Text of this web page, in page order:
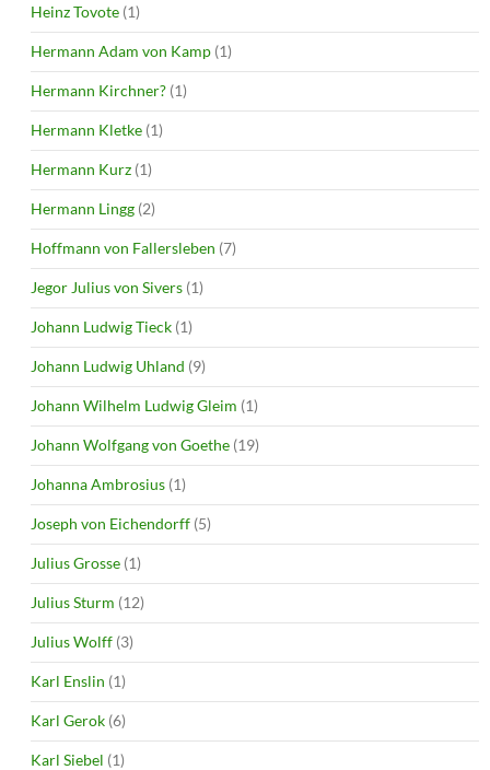
Heinz Tovote (1)
Hermann Adam von Kamp (1)
Hermann Kirchner? (1)
Hermann Kletke (1)
Hermann Kurz (1)
Hermann Lingg (2)
Hoffmann von Fallersleben (7)
Jegor Julius von Sivers (1)
Johann Ludwig Tieck (1)
Johann Ludwig Uhland (9)
Johann Wilhelm Ludwig Gleim (1)
Johann Wolfgang von Goethe (19)
Johanna Ambrosius (1)
Joseph von Eichendorff (5)
Julius Grosse (1)
Julius Sturm (12)
Julius Wolff (3)
Karl Enslin (1)
Karl Gerok (6)
Karl Siebel (1)